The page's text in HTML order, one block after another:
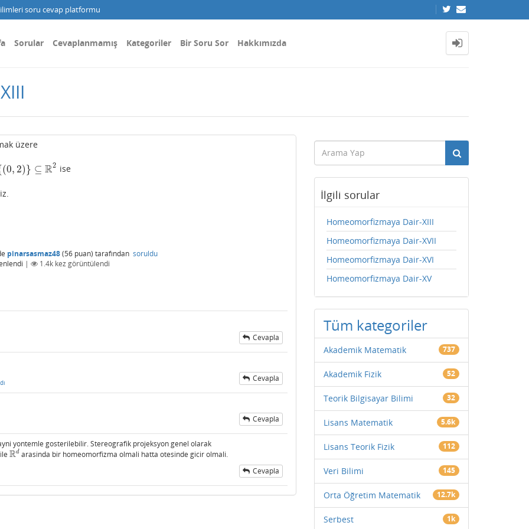
soru cevap platformu
Sorular Cevaplanmamış Kategoriler Bir Soru Sor Hakkımızda
üzere
(0, 2)} ⊆ R2 ise
pinarsasmaz48(56 puan) tarafından soruldu
| 1.4k kez görüntülendi
Cevapla
Cevapla
Cevapla
yontemle gosterilebilir. Stereografik projeksyon genel olarak
ileRd
Rd arasinda bir homeomorfizma olmali hatta otesinde gicir olmali.
Cevapla
İlgili sorular
Homeomorfizmaya Dair-XIII
Homeomorfizmaya Dair-XVII
Homeomorfizmaya Dair-XVI
Homeomorfizmaya Dair-XV
Tüm kategoriler
Akademik Matematik 737
Akademik Fizik 52
Teorik Bilgisayar Bilimi 32
Lisans Matematik 5.6k
Lisans Teorik Fizik 112
Veri Bilimi 145
Orta Öğretim Matematik 12.7k
Serbest 1k